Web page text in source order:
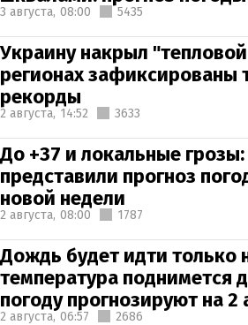
3 августа, 08:00 5435
Украину накрыл
регионах зафиксированы
рекорды
2 августа, 14:52 3633
До +37 и локальные
представили прогноз
новой недели
2 августа, 08:00 1787
Дождь будет идти только
температура поднимется
погоду прогнозируют на 2
2 августа, 06:57 2686